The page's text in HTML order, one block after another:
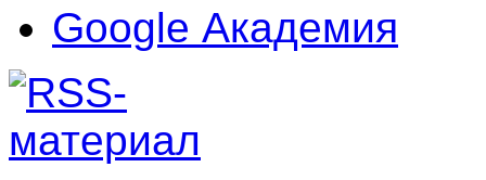
Google Академия